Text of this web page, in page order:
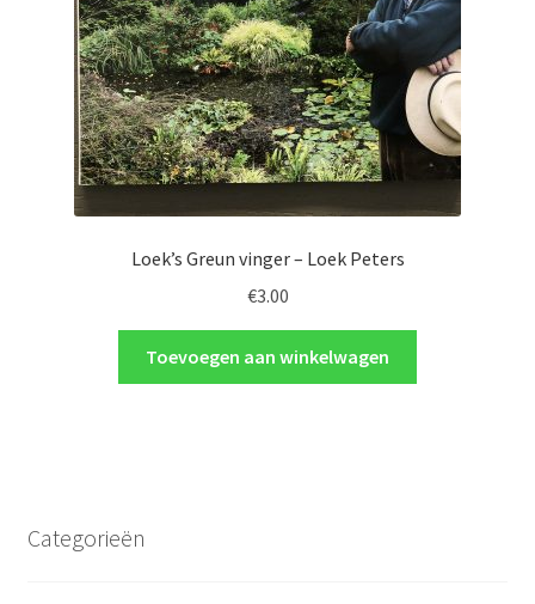
Loek’s Greun vinger – Loek Peters
€3.00
Toevoegen aan winkelwagen
Categorieën